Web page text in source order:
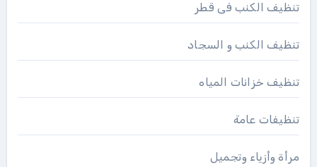
تنظيف الكنب فى قطر
تنظيف الكنب و السجاد
تنظيف خزانات المياه
تنظيفات عامة
مرأة وأزياء وتجميل